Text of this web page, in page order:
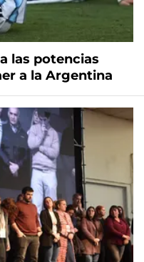
las potencias
a la Argentina